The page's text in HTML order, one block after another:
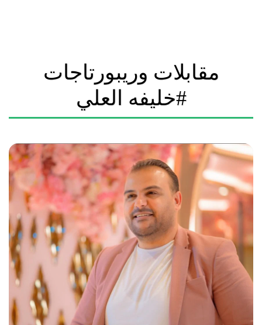
مقابلات وريبورتاجات
#خليفه العلي